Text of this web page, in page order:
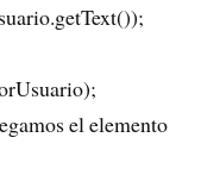
el elemento